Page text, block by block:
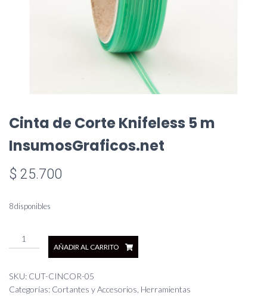
Cinta de Corte Knifeless 5 m
InsumosGraficos.net
$ 25.700
8 disponibles
Cinta
de
Knifeless
5
AÑADIR AL CARRITO
SKU: CUT-CINCOR-05
Categorías: Cortantes y Accesorios Herramientas